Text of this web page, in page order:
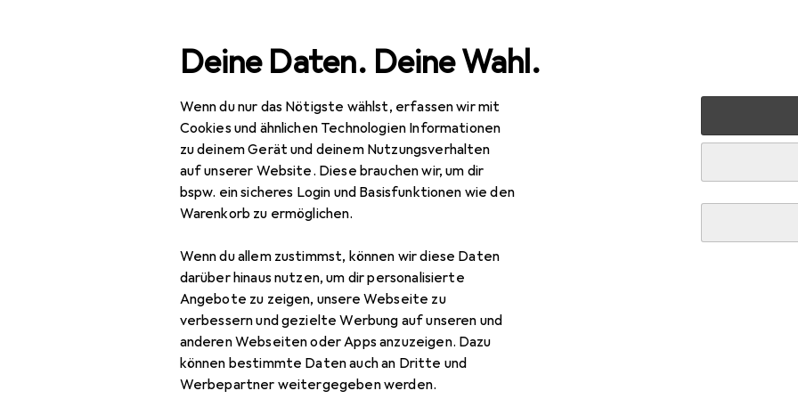
Deine Daten. Deine Wahl.
Wenn du nur das Nötigste wählst, erfassen wir mit
Cookies und ähnlichen Technologien Informationen
zu deinem Gerät und deinem Nutzungsverhalten
auf unserer Website. Diese brauchen wir, um dir
bspw. ein sicheres Login und Basisfunktionen wie den
Warenkorb zu ermöglichen.
Wenn du allem zustimmst, können wir diese Daten
darüber hinaus nutzen, um dir personalisierte
Angebote zu zeigen, unsere Webseite zu
verbessern und gezielte Werbung auf unseren und
anderen Webseiten oder Apps anzuzeigen. Dazu
können bestimmte Daten auch an Dritte und
Werbepartner weitergegeben werden.
Navigation nach Kategorien Gesamtsortiment Haushalt Reinigungsmittel + Reinigungsutensilien